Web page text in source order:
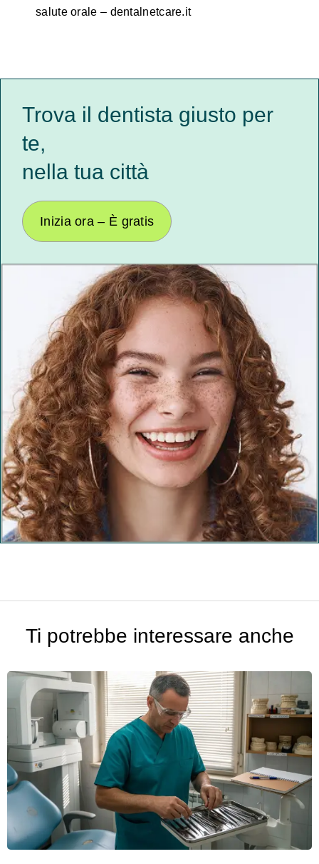
salute orale – dentalnetcare.it
Trova il dentista giusto per
te,
nella tua città
Inizia ora – È gratis
Ti potrebbe interessare anche